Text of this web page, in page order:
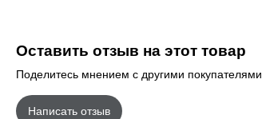
Оставить отзыв на этот товар
Поделитесь мнением с другими покупателями
Написать отзыв